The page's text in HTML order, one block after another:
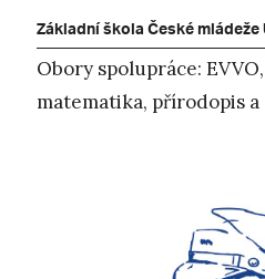
Základní škola České
Obory spolupráce:
matematika, přírodopis a